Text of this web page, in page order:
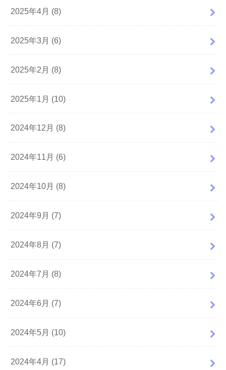
2025年4月 (8)
2025年3月 (6)
2025年2月 (8)
2025年1月 (10)
2024年12月 (8)
2024年11月 (6)
2024年10月 (8)
2024年9月 (7)
2024年8月 (7)
2024年7月 (8)
2024年6月 (7)
2024年5月 (10)
2024年4月 (17)